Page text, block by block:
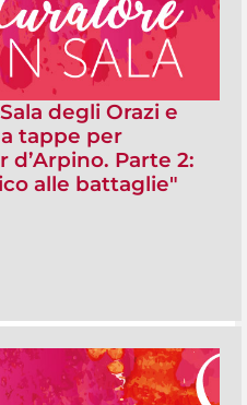
degli Orazi e
tappe per
d’Arpino. Parte 2:
alle battaglie"